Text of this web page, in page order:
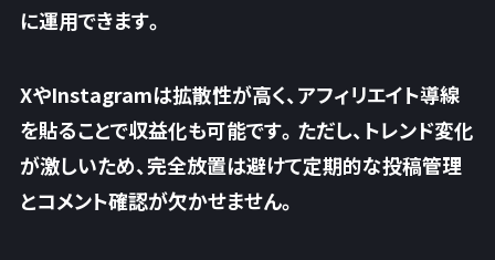
に運用できます。
XやInstagramは拡散性が高く、アフィリエイト導線
を貼ることで収益化も可能です。ただし、トレンド変化
が激しいため、完全放置は避けて定期的な投稿管理
とコメント確認が欠かせません。